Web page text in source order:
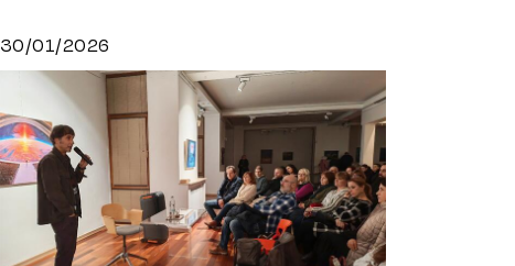
30/01/2026